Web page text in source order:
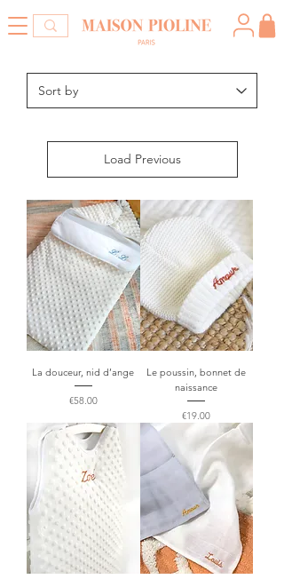
Load Previous
La douceur, nid d’ange
Price
€58.00
Le poussin, bonnet de
naissance
Price
€19.00